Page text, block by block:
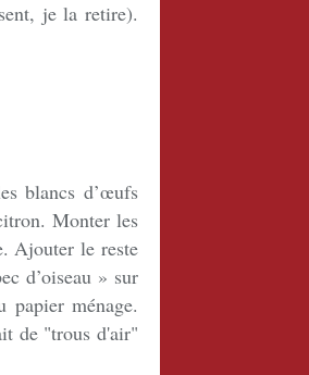
je la retire).
blancs d’œufs
Monter les
Ajouter le reste
d’oiseau » sur
ménage.
de "trous d'air"